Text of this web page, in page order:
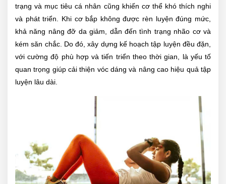
trạng và mục tiêu cá nhân cũng khiến cơ thể khó thích nghi
và phát triển. Khi cơ bắp không được rèn luyện đúng mức,
khả năng nâng đỡ da giảm, dẫn đến tình trạng nhão cơ và
kém săn chắc. Do đó, xây dựng kế hoạch tập luyện đều đặn,
với cường độ phù hợp và tiến triển theo thời gian, là yếu tố
quan trọng giúp cải thiện vóc dáng và nâng cao hiệu quả tập
luyện lâu dài.